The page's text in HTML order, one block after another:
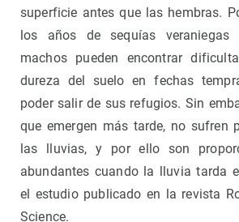
superficie antes que las hembras.
los años de sequías veraniegas
machos pueden encontrar
dureza del suelo en fechas
poder salir de sus refugios. Sin
que emergen más tarde, no sufren
las lluvias, y por ello son
abundantes cuando la lluvia tarda
el estudio publicado en la revista
Science.